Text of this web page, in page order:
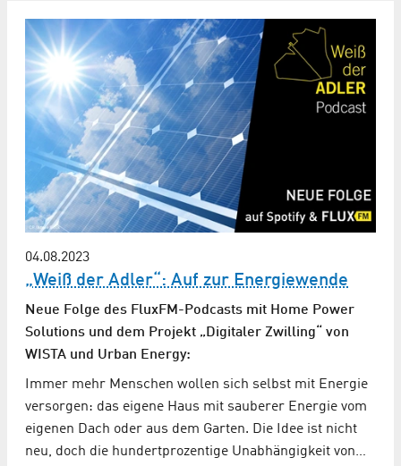
04.08.2023
„Weiß der Adler“: Auf zur Energiewende
Neue Folge des FluxFM-Podcasts mit Home Power
Solutions und dem Projekt „Digitaler Zwilling“ von
WISTA und Urban Energy:
Immer mehr Menschen wollen sich selbst mit Energie
versorgen: das eigene Haus mit sauberer Energie vom
eigenen Dach oder aus dem Garten. Die Idee ist nicht
neu, doch die hundertprozentige Unabhängigkeit von…